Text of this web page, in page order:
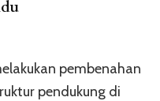
pembenahan
pendukung di